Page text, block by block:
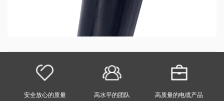
安全放心的质量 高水平的团队 高质量的电缆产品